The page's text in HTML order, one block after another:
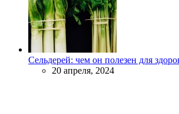
Сельдерей: чем он полезен для
20 апреля, 2024